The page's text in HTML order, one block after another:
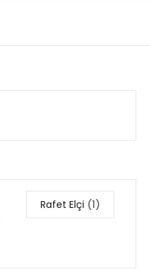
Rafet Elçi (1)